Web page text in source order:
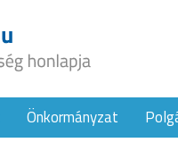
Önkormányzat